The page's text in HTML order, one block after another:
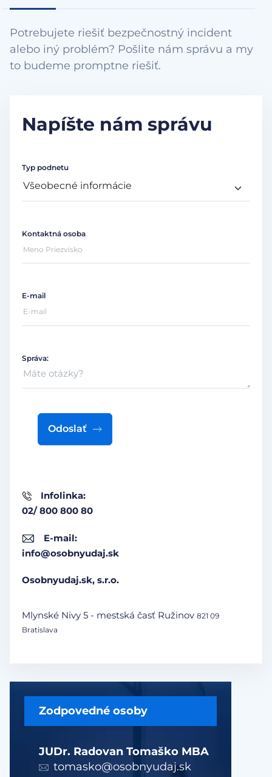
Potrebujete riešiť bezpečnostný incident
alebo iný problém? Pošlite nám správu a my
to budeme promptne riešiť.
Zodpovedné osoby
JUDr. Radovan Tomaško MBA
tomasko@osobnyudaj.sk
Napíšte nám správu
Infolinka:
02/ 800 800 80
E-mail:
info@osobnyudaj.sk
Osobnyudaj.sk, s.r.o.
Mlynské Nivy 5 - mestská časť Ružinov 821 09
Bratislava
Typ podnetu
Kontaktná osoba
E-mail
Správa:
Odoslať